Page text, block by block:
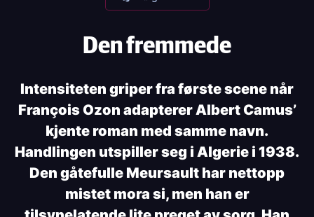
Den fremmede
Intensiteten griper fra første scene når
François Ozon adapterer Albert Camus’
kjente roman med samme navn.
Handlingen utspiller seg i Algerie i 1938.
Den gåtefulle Meursault har nettopp
mistet mora si, men han er